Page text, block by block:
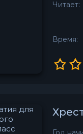
Читает:
Время: